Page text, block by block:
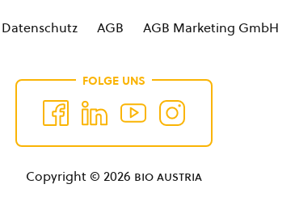
Datenschutz AGB AGB Marketing GmbH
FOLGE UNS
Copyright © 2026 bio austria